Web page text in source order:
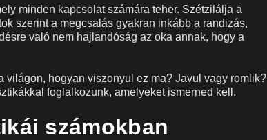
minden kapcsolat számára teher. Szétzilálja a
szerint a megcsalás gyakran inkább a randizás,
való nem hajlandóság az oka annak, hogy a
világon, hogyan viszonyul ez ma? Javul vagy romlik?
foglalkozunk, amelyeket ismerned kell.
számokban